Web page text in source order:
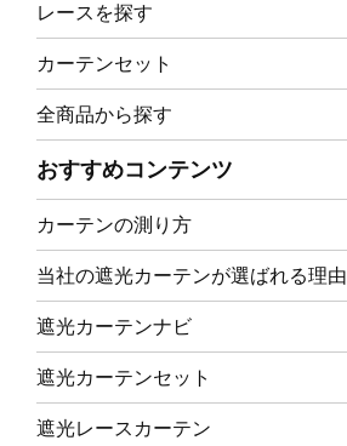
レースを探す
カーテンセット
全商品から探す
おすすめコンテンツ
カーテンの測り方
当社の遮光カーテンが選ばれる理由
遮光カーテンナビ
遮光カーテンセット
遮光レースカーテン